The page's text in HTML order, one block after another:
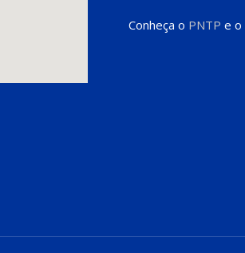
Conheça o PNTP e o